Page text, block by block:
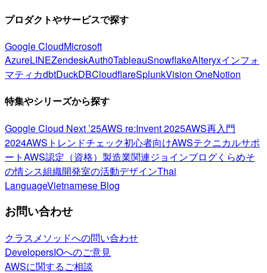
プロダクトやサービスで探す
Google CloudMicrosoft
AzureLINEZendeskAuth0TableauSnowflakeAlteryxインフォ
マティカdbtDuckDBCloudflareSplunkVision OneNotion
特集やシリーズから探す
Google Cloud Next ’25AWS re:Invent 2025AWS再入門
2024AWSトレンドチェック初心者向けAWSテクニカルサポ
ートAWS認定（資格） 製造業関連ジョインブログくらめそ
の情シス組織開発室の活動デザインThai
LanguageVietnamese Blog
お問い合わせ
クラスメソッドへの問い合わせ
DevelopersIOへのご意見
AWSに関するご相談